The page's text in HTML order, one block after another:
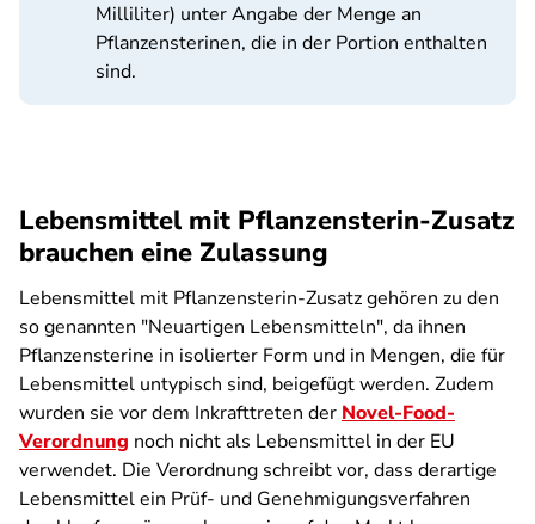
Milliliter) unter Angabe der Menge an
Pflanzensterinen, die in der Portion enthalten
sind.
Lebensmittel mit Pflanzensterin-Zusatz
brauchen eine Zulassung
Lebensmittel mit Pflanzensterin-Zusatz gehören zu den
so genannten "Neuartigen Lebensmitteln", da ihnen
Pflanzensterine in isolierter Form und in Mengen, die für
Lebensmittel untypisch sind, beigefügt werden. Zudem
wurden sie vor dem Inkrafttreten der Novel-Food-
Verordnung noch nicht als Lebensmittel in der EU
verwendet. Die Verordnung schreibt vor, dass derartige
Lebensmittel ein Prüf- und Genehmigungsverfahren